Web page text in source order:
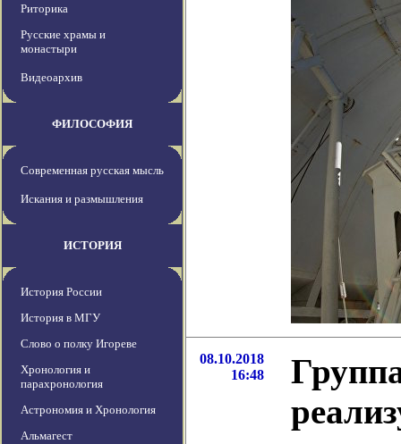
Риторика
Русские храмы и
монастыри
Видеоархив
ФИЛОСОФИЯ
Современная русская мысль
Искания и размышления
ИСТОРИЯ
История России
История в МГУ
Слово о полку Игореве
Хронология и
парахронология
Астрономия и Хронология
Альмагест
08.10.2018
16:48